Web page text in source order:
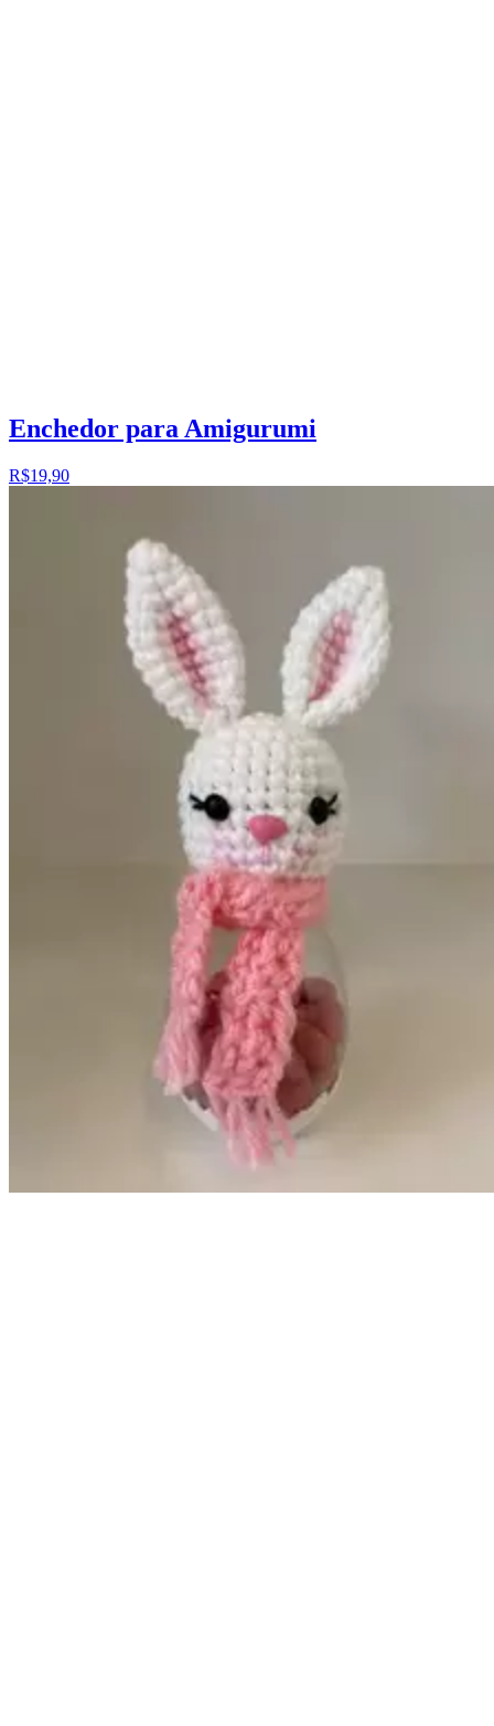
Enchedor para Amigurumi
R$19,90